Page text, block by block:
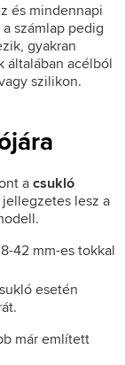
és mindennapi
számlap pedig
gyakran
általában acélból
szilikon.
acsukló
lesz a
42 mm-es tokkal
esetén
már említett